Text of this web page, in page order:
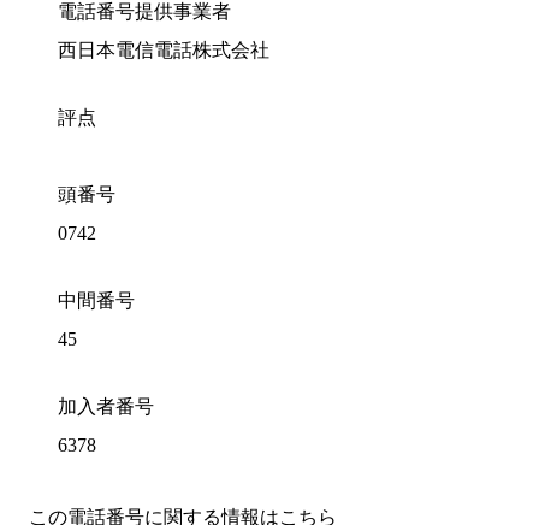
電話番号提供事業者
西日本電信電話株式会社
評点
頭番号
0742
中間番号
45
加入者番号
6378
この電話番号に関する情報はこちら